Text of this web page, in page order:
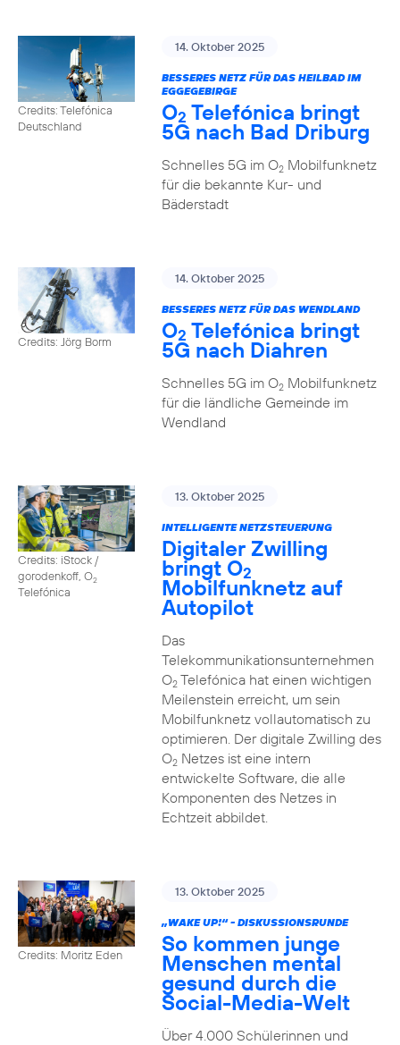
Credits: Telefónica
Deutschland
14. Oktober 2025
BESSERES NETZ FÜR DAS HEILBAD IM
EGGEGEBIRGE
O2 Telefónica bringt
5G nach Bad Driburg
Schnelles 5G im O2Mobilfunknetz
für die bekannte Kur- und
Bäderstadt
Credits: Jörg Borm
14. Oktober 2025
BESSERES NETZ FÜR DAS WENDLAND
O2 Telefónica bringt
5G nach Diahren
Schnelles 5G im O2Mobilfunknetz
für die ländliche Gemeinde im
Wendland
Credits: iStock /
gorodenkoff, O2
Telefónica
13. Oktober 2025
INTELLIGENTE NETZSTEUERUNG
Digitaler Zwilling
bringt O2
Mobilfunknetz auf
Autopilot
Das
Telekommunikationsunternehmen
O2Telefónica hat einen wichtigen
Meilenstein erreicht, um sein
Mobilfunknetz vollautomatisch zu
optimieren. Der digitale Zwilling des
O2Netzes ist eine intern
entwickelte Software, die alle
Komponenten des Netzes in
Echtzeit abbildet.
Credits: Moritz Eden
13. Oktober 2025
„WAKE UP!“ - DISKUSSIONSRUNDE
So kommen junge
Menschen mental
gesund durch die
Social-Media-Welt
Über 4.000 Schülerinnen und